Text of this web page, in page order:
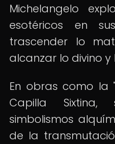
Michelangelo
esotéricos en
trascender lo
alcanzar lo divino y
En obras como la
Capilla Sixtina,
simbolismos
de la